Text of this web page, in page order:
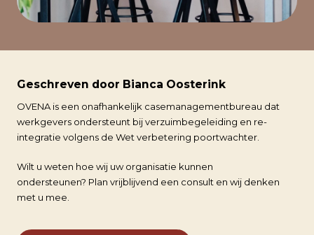
Geschreven door Bianca Oosterink
OVENA is een onafhankelijk casemanagementbureau dat
werkgevers ondersteunt bij verzuimbegeleiding en re-
integratie volgens de Wet verbetering poortwachter.
Wilt u weten hoe wij uw organisatie kunnen
ondersteunen? Plan vrijblijvend een consult en wij denken
met u mee.